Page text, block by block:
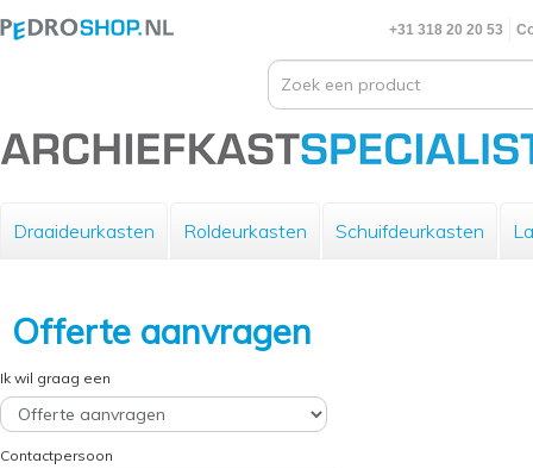
+31 318 20 20 53
Draaideurkasten Roldeurkasten Schuifdeurkasten
Offerte aanvragen
Ik wil graag een
Contactpersoon